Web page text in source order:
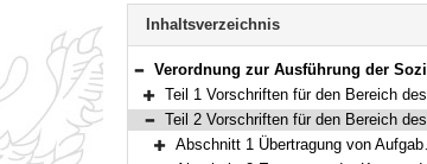
BAYERN.RECHT
letzten
Navigation
Inhaltsverzeichnis
Bereich reduzieren
Verordnung zur Ausführung der Sozialgesetze (AVSG) Vom 2. Dezember 2008 (GVBl. S. 912, 982) BayRS 86-8-A/G (§§ 1–155)
Bereich erweitern
Teil 1 Vorschriften für den Bereich des Zweiten Buches Sozialgesetzbuch (§§ 1–2)
Bereich reduzieren
Teil 2 Vorschriften für den Bereich des Vierten Buches Sozialgesetzbuch – Gemeinsame Vorschriften für die Sozialversicherung – (§§ 5–5f)
Bereich erweitern
Abschnitt 1 Übertragung von Aufgaben auf die Oberversicherungsämter (§ 5)